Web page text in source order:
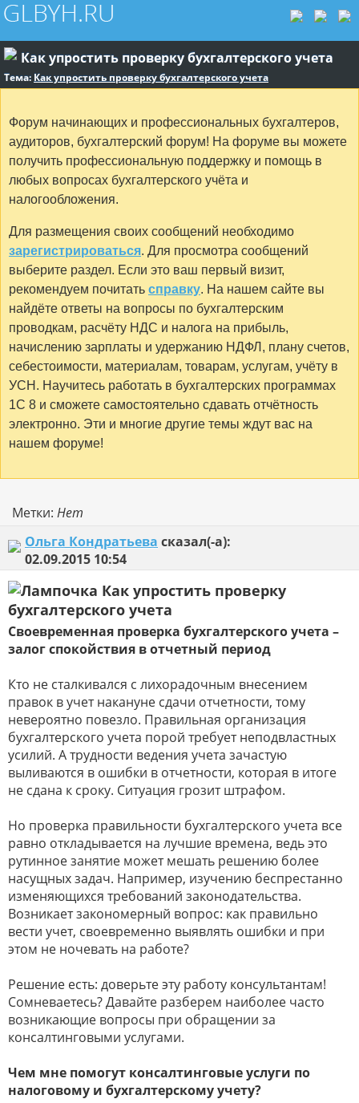
Как упростить проверку бухгалтерского учета
Тема: Как упростить проверку бухгалтерского учета
Форум начинающих и профессиональных бухгалтеров,
аудиторов, бухгалтерский форум! На форуме вы можете
получить профессиональную поддержку и помощь в
любых вопросах бухгалтерского учёта и
налогообложения.
Для размещения своих сообщений необходимо
зарегистрироваться. Для просмотра сообщений
выберите раздел. Если это ваш первый визит,
рекомендуем почитать справку. На нашем сайте вы
найдёте ответы на вопросы по бухгалтерским
проводкам, расчёту НДС и налога на прибыль,
начислению зарплаты и удержанию НДФЛ, плану счетов,
себестоимости, материалам, товарам, услугам, учёту в
УСН. Научитесь работать в бухгалтерских программах
1С 8 и сможете самостоятельно сдавать отчётность
электронно. Эти и многие другие темы ждут вас на
нашем форуме!
Метки: Нет
Ольга Кондратьева сказал(-а):
02.09.2015 10:54
Как упростить проверку
бухгалтерского учета
Своевременная проверка бухгалтерского учета –
залог спокойствия в отчетный период
Кто не сталкивался с лихорадочным внесением
правок в учет накануне сдачи отчетности, тому
невероятно повезло. Правильная организация
бухгалтерского учета порой требует неподвластных
усилий. А трудности ведения учета зачастую
выливаются в ошибки в отчетности, которая в итоге
не сдана к сроку. Ситуация грозит штрафом.
Но проверка правильности бухгалтерского учета все
равно откладывается на лучшие времена, ведь это
рутинное занятие может мешать решению более
насущных задач. Например, изучению беспрестанно
изменяющихся требований законодательства.
Возникает закономерный вопрос: как правильно
вести учет, своевременно выявлять ошибки и при
этом не ночевать на работе?
Решение есть: доверьте эту работу консультантам!
Сомневаетесь? Давайте разберем наиболее часто
возникающие вопросы при обращении за
консалтинговыми услугами.
Чем мне помогут консалтинговые услуги по
налоговому и бухгалтерскому учету?